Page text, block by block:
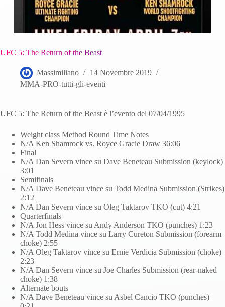
UFC 5: The Return of the Beast
Massimiliano
14 Novembre 2019
MMA-PRO-tutti-gli-eventi
UFC 5: The Return of the Beast è l’evento del 07/04/1995
Weight class Method Round Time Notes
N/A Ken Shamrock vs. Royce Gracie Draw 36:06
Final
N/A Dan Severn vince su Dave Beneteau Submission (keylock)
3:01
Semifinals
N/A Dave Beneteau vince su Todd Medina Submission (Strikes)
2:12
N/A Dan Severn vince su Oleg Taktarov TKO (cut) 4:21
Quarterfinals
N/A Jon Hess vince su Andy Anderson TKO (punches) 1:23
N/A Todd Medina vince su Larry Cureton Submission (forearm
choke) 2:55
N/A Oleg Taktarov vince su Ernie Verdicia Submission (choke)
2:23
N/A Dan Severn vince su Joe Charles Submission (rear-naked
choke) 1:38
Alternate bouts
N/A Dave Beneteau vince su Asbel Cancio TKO (punches)